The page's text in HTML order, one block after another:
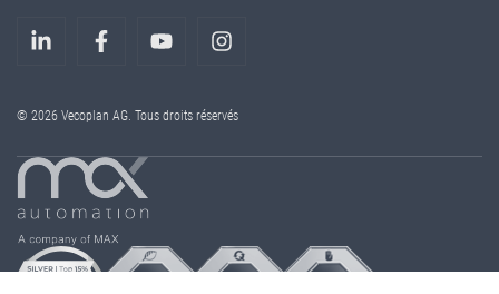
© 2026 Vecoplan AG. Tous droits réservés